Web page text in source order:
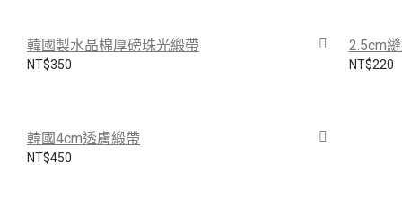
韓國製水晶棉厚磅珠光緞帶
NT$350
2.5cm
NT$220
韓國4cm透膚緞帶
NT$450